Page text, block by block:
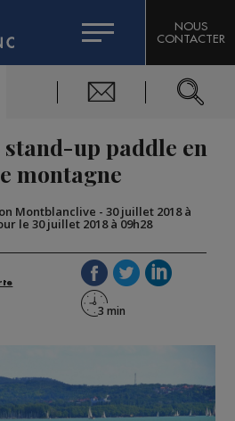
DE L'EXPERT
MACHINERY
DOMAINES SKIABLES
BIGARD
DU MONT-BLANC
NOUS
CONTACTER
up paddle en
montagne
Montblanclive - 30 juillet 2018 à
le 30 juillet 2018 à 09h28